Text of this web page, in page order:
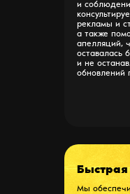
и
рекламы и
а также
апелляций,
оставалась
и не
обновлений
Мы